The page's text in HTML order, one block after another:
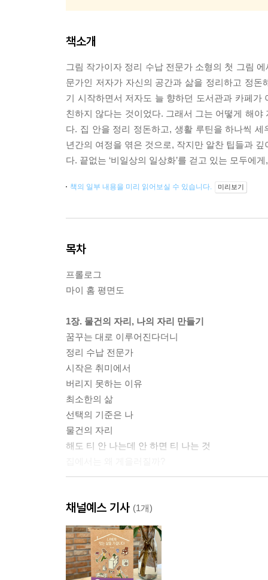
책소개
그림 작가이자 정리 수납 전문가 소형의 첫 그림
문가인 저자가 자신의 공간과 삶을 정리하고 정
기 시작하면서 저자도 늘 향하던 도서관과 카페
친하지 않다는 것이었다. 그래서 그는 어떻게 해
다. 집 안을 정리 정돈하고, 생활 루틴을 하나씩
년간의 여정을 엮은 것으로, 작지만 알찬 팁들과
다. 끝없는 ‘비일상의 일상화’를 걷고 있는 모두에
책의 일부 내용을 미리 읽어보실 수 있습니다. 미리보기
목차
프롤로그
마이 홈 평면도
1장. 물건의 자리, 나의 자리 만들기
꿈꾸는 대로 이루어진다더니
정리 수납 전문가
시작은 취미에서
버리지 못하는 이유
최소한의 삶
선택의 기준은 나
물건의 자리
해도 티 안 나는데 안 하면 티 나는 것
사소한 습관의 위력
매일 조금씩 청소하기
가전제품 점검하기
정리 정돈을 해 보자 ①
정리 정돈을 해 보자 ②
채널예스 기사 (1개)